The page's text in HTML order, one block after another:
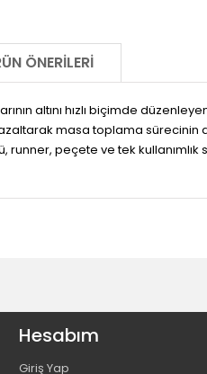
ÖNERILERI
altını hızlı biçimde
masa toplama
peçete ve tek kullanımlık
Hesabım
Giriş Yap